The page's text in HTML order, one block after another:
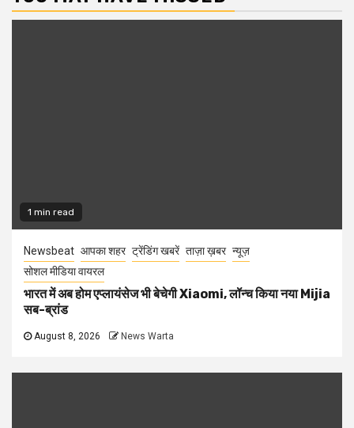
1 min read
Newsbeat आपका शहर ट्रेंडिंग खबरें ताज़ा ख़बर न्यूज़
सोशल मीडिया वायरल
भारत में अब होम एप्लायंसेज भी बेचेगी Xiaomi, लॉन्च किया नया Mijia
सब-ब्रांड
August 8, 2026 News Warta